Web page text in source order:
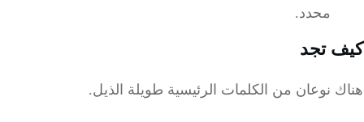
محدد.
تجد
نوعان من الكلمات الرئيسية طويلة الذيل.